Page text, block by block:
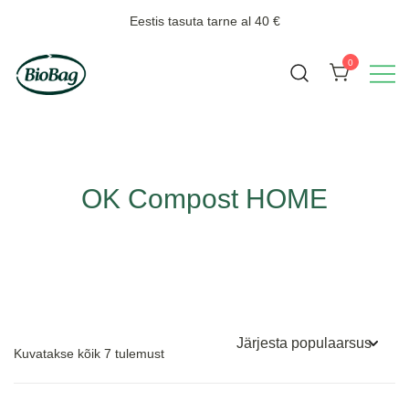
Eestis tasuta tarne al 40 €
0
OK Compost HOME
Kuvatakse kõik 7 tulemustSorteeritud